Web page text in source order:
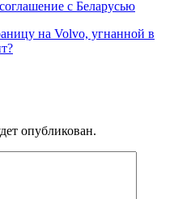
с Беларусью
на Volvo, угнанной в
опубликован.